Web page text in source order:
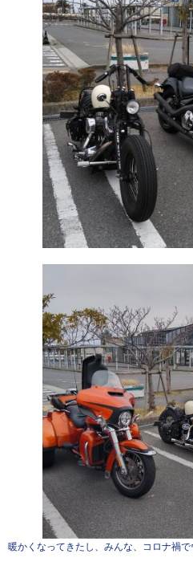
暖かくなってきたし、みんな、コロナ禍